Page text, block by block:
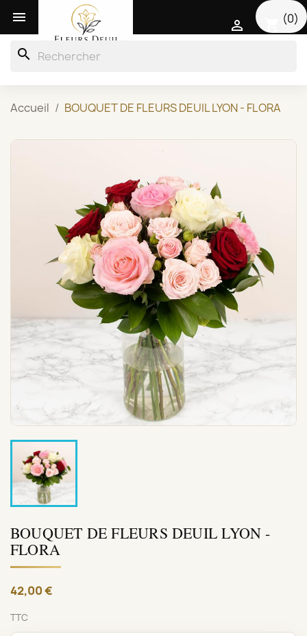
 (0)

search
Accueil BOUQUET DE FLEURS DEUIL LYON - FLORA
BOUQUET DE FLEURS DEUIL LYON -
FLORA
42,00 €
TTC